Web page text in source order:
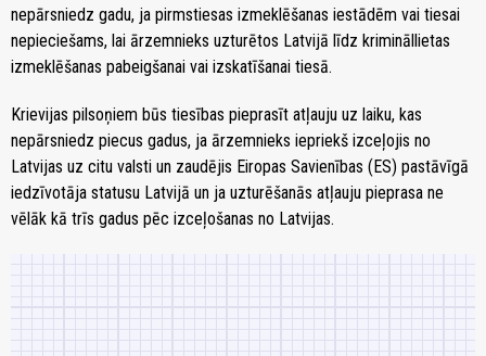
nepārsniedz gadu, ja pirmstiesas izmeklēšanas iestādēm vai tiesai
nepieciešams, lai ārzemnieks uzturētos Latvijā līdz krimināllietas
izmeklēšanas pabeigšanai vai izskatīšanai tiesā.
Krievijas pilsoņiem būs tiesības pieprasīt atļauju uz laiku, kas
nepārsniedz piecus gadus, ja ārzemnieks iepriekš izceļojis no
Latvijas uz citu valsti un zaudējis Eiropas Savienības (ES) pastāvīgā
iedzīvotāja statusu Latvijā un ja uzturēšanās atļauju pieprasa ne
vēlāk kā trīs gadus pēc izceļošanas no Latvijas.